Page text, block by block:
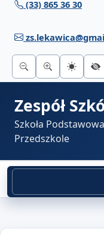
Przejdź do treści
(33) 865 36 30
Zespół
Szkoła
Przedszkole